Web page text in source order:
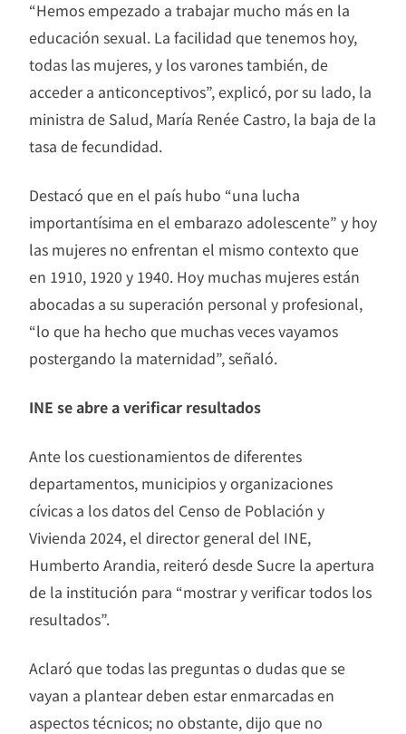
“Hemos empezado a trabajar mucho más en la
educación sexual. La facilidad que tenemos hoy,
todas las mujeres, y los varones también, de
acceder a anticonceptivos”, explicó, por su lado, la
ministra de Salud, María Renée Castro, la baja de la
tasa de fecundidad.
Destacó que en el país hubo “una lucha
importantísima en el embarazo adolescente” y hoy
las mujeres no enfrentan el mismo contexto que
en 1910, 1920 y 1940. Hoy muchas mujeres están
abocadas a su superación personal y profesional,
“lo que ha hecho que muchas veces vayamos
postergando la maternidad”, señaló.
INE se abre a verificar resultados
Ante los cuestionamientos de diferentes
departamentos, municipios y organizaciones
cívicas a los datos del Censo de Población y
Vivienda 2024, el director general del INE,
Humberto Arandia, reiteró desde Sucre la apertura
de la institución para “mostrar y verificar todos los
resultados”.
Aclaró que todas las preguntas o dudas que se
vayan a plantear deben estar enmarcadas en
aspectos técnicos; no obstante, dijo que no